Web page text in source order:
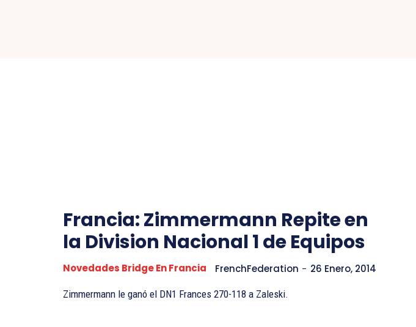
Francia: Zimmermann Repite en
la Division Nacional 1 de Equipos
Novedades Bridge En Francia FrenchFederation - 26 Enero, 2014
Zimmermann le ganó el DN1 Frances 270-118 a Zaleski.